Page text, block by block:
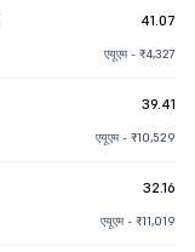
41.07
एयूएम - ₹4,327
39.41
एयूएम - ₹10,529
32.16
एयूएम - ₹11,019